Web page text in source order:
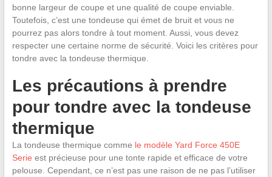
bonne largeur de coupe et une qualité de coupe enviable.
Toutefois, c’est une tondeuse qui émet de bruit et vous ne
pourrez pas alors tondre à tout moment. Aussi, vous devez
respecter une certaine norme de sécurité. Voici les critères pour
tondre avec la tondeuse thermique.
Les précautions à prendre
pour tondre avec la tondeuse
thermique
La tondeuse thermique comme le modèle Yard Force 450E
Serie est précieuse pour une tonte rapide et efficace de votre
pelouse. Cependant, ce n’est pas une raison de ne pas l’utiliser